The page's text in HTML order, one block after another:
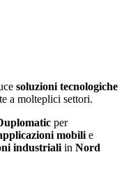
soluzioni tecnologiche
a molteplici settori.
per
mobili e
industriali in Nord